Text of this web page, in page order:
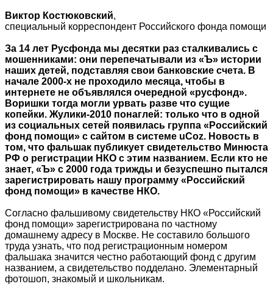
Виктор Костюковский,
специальный корреспондент Российского фонда помощи
За 14 лет Русфонда мы десятки раз сталкивались с
мошенниками: они перепечатывали из «Ъ» истории
наших детей, подставляя свои банковские счета. В
начале 2000-х не проходило месяца, чтобы в
интернете не объявлялся очередной «русфонд».
Воришки тогда могли урвать разве что сущие
копейки. Жулики-2010 понаглей: только что в одной
из социальных сетей появилась группа «Российский
фонд помощи» с сайтом в системе uCoz. Новость в
том, что фальшак публикует свидетельство Минюста
РФ о регистрации НКО с этим названием. Если кто не
знает, «Ъ» с 2000 года трижды и безуспешно пытался
зарегистрировать нашу программу «Российский
фонд помощи» в качестве НКО.
Согласно фальшивому свидетельству НКО «Российский
фонд помощи» зарегистрирована по частному
домашнему адресу в Москве. Не составило большого
труда узнать, что под регистрационным номером
фальшака значится честно работающий фонд с другим
названием, а свидетельство подделано. Элементарный
фотошоп, знакомый и школьникам.